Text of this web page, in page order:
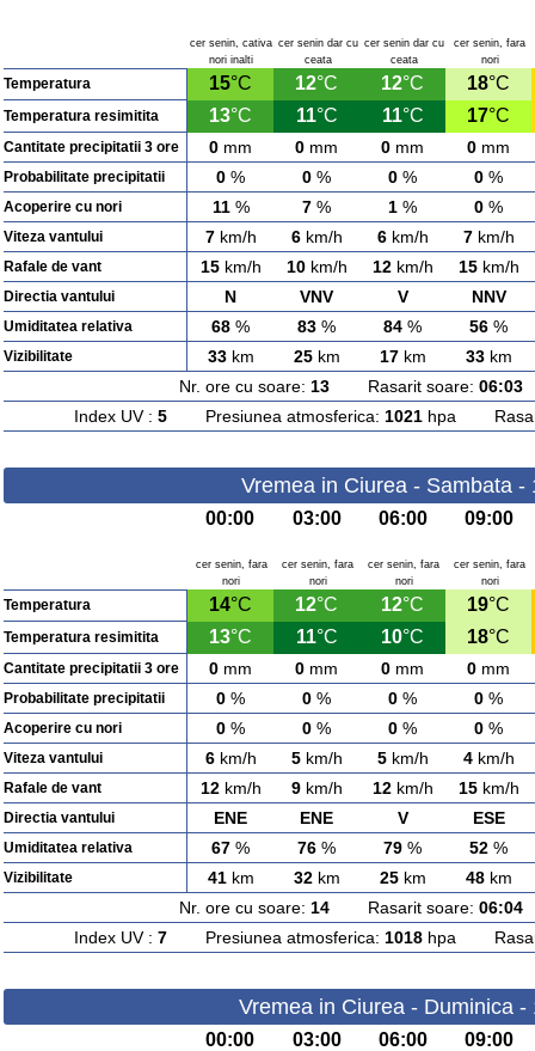
cer senin, cativa
nori inalti
cer senin dar cu
ceata
cer senin dar cu
ceata
cer senin, fara
nori
Temperatura 15°C 12°C 12°C 18°C
Temperatura resimitita 13°C 11°C 11°C 17°C
Cantitate precipitatii 3 ore 0 mm 0 mm 0 mm 0 mm
Probabilitate precipitatii 0 % 0 % 0 % 0 %
Acoperire cu nori 11% 7 % 1 % 0 %
Viteza vantului 7km/h 6km/h 6km/h 7km/h
Rafale de vant 15km/h 10km/h 12km/h 15km/h
Directia vantului N VNV V NNV
Umiditatea relativa 68 % 83 % 84 % 56 %
Vizibilitate 33km 25km 17km 33km
Nr. ore cu soare: 13Rasarit soare: 06:03
Index UV : 5Presiunea atmosferica: 1021hpa
Vremea in Ciurea - Sambata -
00:00 03:00 06:00 09:00
cer senin, fara
nori
cer senin, fara
nori
cer senin, fara
nori
cer senin, fara
nori
Temperatura 14°C 12°C 12°C 19°C
Temperatura resimitita 13°C 11°C 10°C 18°C
Cantitate precipitatii 3 ore 0 mm 0 mm 0 mm 0 mm
Probabilitate precipitatii 0 % 0 % 0 % 0 %
Acoperire cu nori 0 % 0 % 0 % 0 %
Viteza vantului 6km/h 5km/h 5km/h 4km/h
Rafale de vant 12km/h 9km/h 12km/h 15km/h
Directia vantului ENE ENE V ESE
Umiditatea relativa 67 % 76 % 79 % 52 %
Vizibilitate 41km 32km 25km 48km
Nr. ore cu soare: 14Rasarit soare: 06:04
Index UV : 7Presiunea atmosferica: 1018hpa
Vremea in Ciurea - Duminica -
00:00 03:00 06:00 09:00